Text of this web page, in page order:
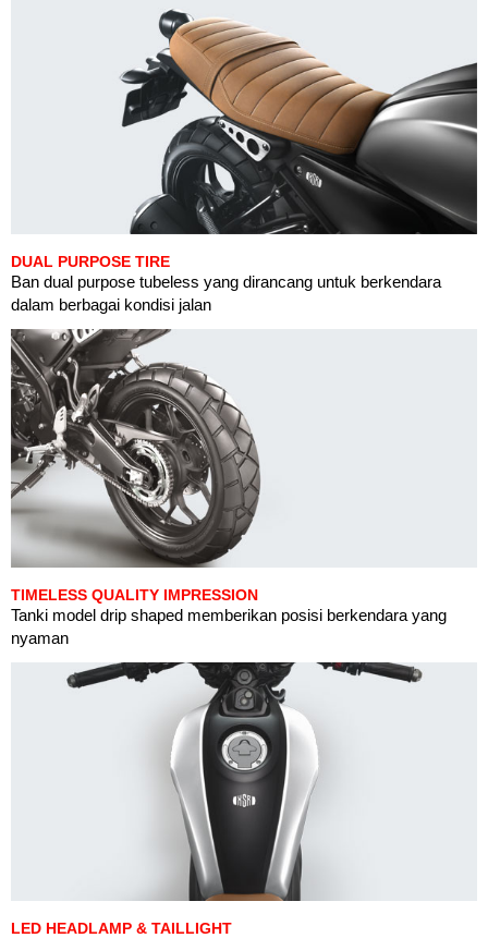
DUAL PURPOSE TIRE
Ban dual purpose tubeless yang dirancang untuk berkendara
dalam berbagai kondisi jalan
TIMELESS QUALITY IMPRESSION
Tanki model drip shaped memberikan posisi berkendara yang
nyaman
LED HEADLAMP & TAILLIGHT